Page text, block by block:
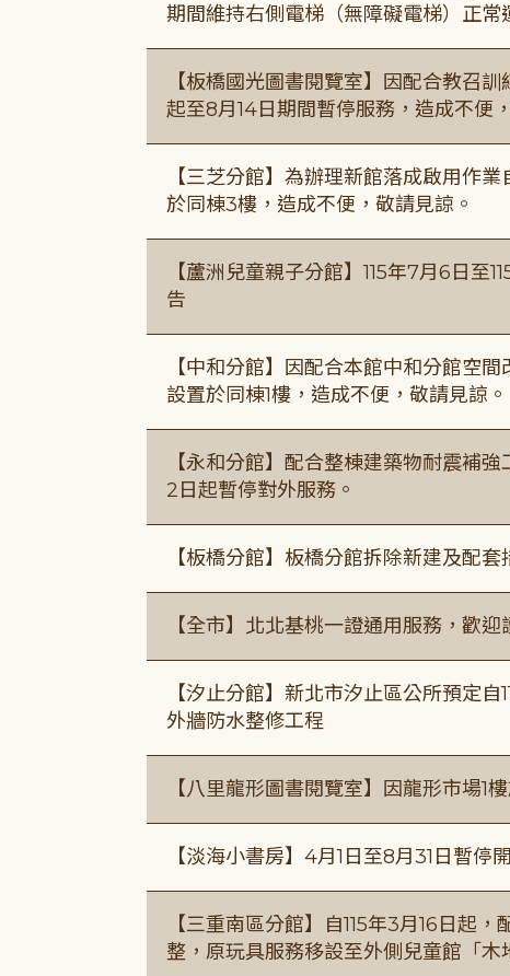
期間維持右側電梯（無障礙電梯）正常
【板橋國光圖書閱覽室】因配合教召
起至8月14日期間暫停服務，造成不便
【三芝分館】為辦理新館落成啟用作
於同棟3樓，造成不便，敬請見諒。
【蘆洲兒童親子分館】115年7月6日至
告
【中和分館】因配合本館中和分館空
設置於同棟1樓，造成不便，敬請見諒。
【永和分館】配合整棟建築物耐震補
2日起暫停對外服務。
【板橋分館】板橋分館拆除新建及配套
【全市】北北基桃一證通用服務，歡迎
【汐止分館】新北市汐止區公所預定自
外牆防水整修工程
【八里龍形圖書閱覽室】因龍形市場1
【淡海小書房】4月1日至8月31日暫停
【三重南區分館】自115年3月16日起
整，原玩具服務移設至外側兒童館「木